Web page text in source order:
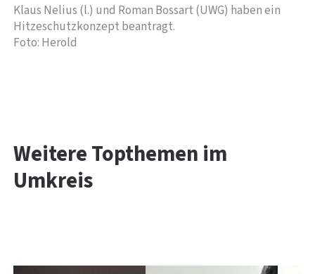
Klaus Nelius (l.) und Roman Bossart (UWG) haben ein
Hitzeschutzkonzept beantragt.
Foto: Herold
Weitere Topthemen im
Umkreis